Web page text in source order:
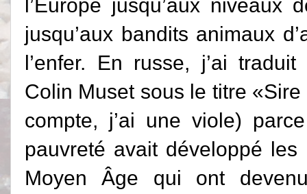
l’Europe jusqu’aux niveaux
jusqu’aux bandits animaux
l’enfer. En russe, j’ai
Colin Muset sous le titre «Sire
compte, j’ai une viole)
pauvreté avait développé
Moyen Âge qui ont